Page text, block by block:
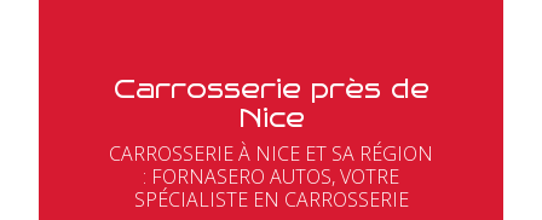
Carrosserie près de
Nice
CARROSSERIE À NICE ET SA RÉGION
: FORNASERO AUTOS, VOTRE
SPÉCIALISTE EN CARROSSERIE